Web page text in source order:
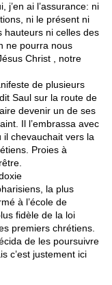
j’en ai l’assurance: ni
ni le présent ni
hauteurs ni celles des
ne pourra nous
Christ , notre
de plusieurs
Saul sur la route de
devenir un de ses
Il l’embrassa avec
chevauchait vers la
Proies à
la plus
à l’école de
fidèle de la loi
premiers chrétiens.
de les poursuivre
c’est justement ici